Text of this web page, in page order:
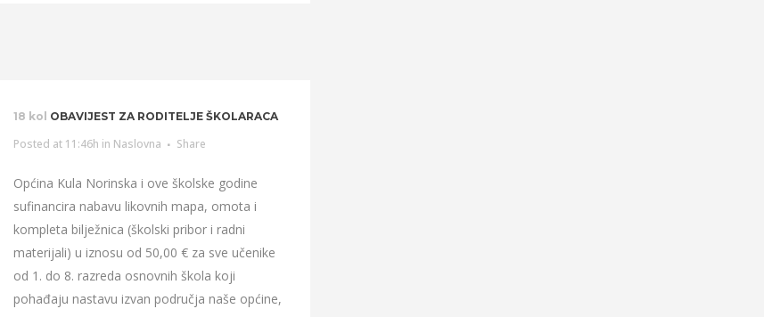
18 kol OBAVIJEST ZA RODITELJE ŠKOLARACA
Posted at 11:46h in Naslovna Share
Općina Kula Norinska i ove školske godine
sufinancira nabavu likovnih mapa, omota i
kompleta bilježnica (školski pribor i radni
materijali) u iznosu od 50,00 € za sve učenike
od 1. do 8. razreda osnovnih škola koji
pohađaju nastavu izvan područja naše općine,